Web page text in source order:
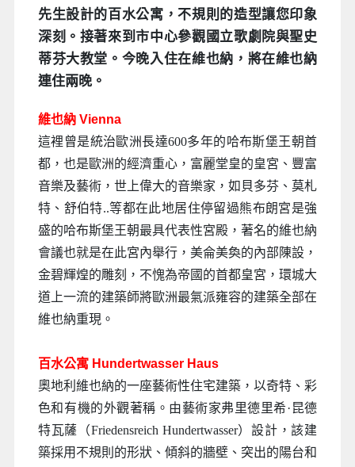
先生設計的百水公寓，不規則的造型讓您印象
深刻。接著來到市中心參觀國立歌劇院與聖史
蒂芬大教堂。今晚入住在維也納，將在維也納
連住兩晚。
維也納 Vienna
這裡曾是統治歐洲長達600多年的哈布斯堡王朝首
都，也是歐洲的經濟重心，富麗堂皇的皇宮、豐富
音樂及藝術，世上偉大的音樂家，如貝多芬、莫札
特、舒伯特..等都在此地居住停留過熊布朗宮是強
盛的哈布斯堡王朝最具代表性宮殿，著名的維也納
會議也就是在此宮內舉行，美侖美奐的內部陳設，
金碧輝煌的雕刻，不愧為帝國的首都皇宮，環城大
道上一流的建築師將歐洲最氣派雍容的建築全部在
維也納重現。
百水公寓 Hundertwasser Haus
奧地利維也納的一座藝術性住宅建築，以奇特、彩
色和有機的外觀著稱。由藝術家弗里德里希·昆德
特瓦薩（Friedensreich Hundertwasser）設計，該建
築採用不規則的形狀、傾斜的牆壁、突出的陽台和